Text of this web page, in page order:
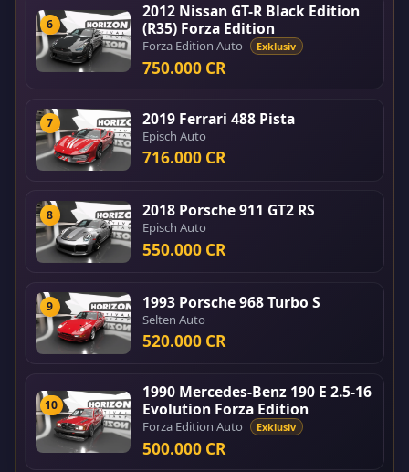
6
2012 Nissan GT-R Black Edition
(R35) Forza Edition
Forza Edition Auto Exklusiv
750.000 CR
7 2019 Ferrari 488 Pista
Episch Auto
716.000 CR
8 2018 Porsche 911 GT2 RS
Episch Auto
550.000 CR
9 1993 Porsche 968 Turbo S
Selten Auto
520.000 CR
10
1990 Mercedes-Benz 190 E 2.5-16
Evolution Forza Edition
Forza Edition Auto Exklusiv
500.000 CR